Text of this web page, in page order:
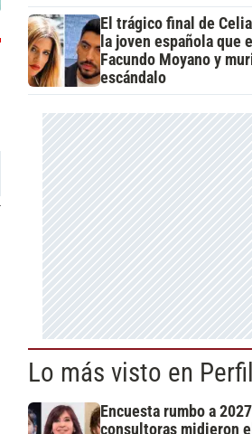
El trágico final de
la joven española que
Facundo Moyano y
escándalo
Lo más visto en Perfil
Encuesta rumbo a
consultoras midieron